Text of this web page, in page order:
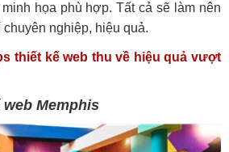
họa phù hợp. Tất cả sẽ làm nên
chuyên nghiệp, hiệu quả.
thiết kế web thu về hiệu quả vượt
Memphis